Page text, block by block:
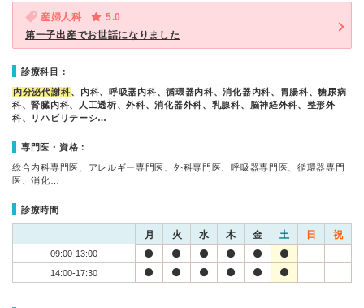
産婦人科
5.0
第一子出産でお世話になりました
診療科目：
内分泌代謝科、内科、呼吸器内科、循環器内科、消化器内科、胃腸科、糖尿病
科、腎臓内科、人工透析、外科、消化器外科、乳腺科、脳神経外科、整形外
科、リハビリテーシ…
専門医・資格：
総合内科専門医、アレルギー専門医、外科専門医、呼吸器専門医、循環器専門
医、消化…
診療時間
月 火 水 木 金 土 日 祝
09:00-13:00
14:00-17:30